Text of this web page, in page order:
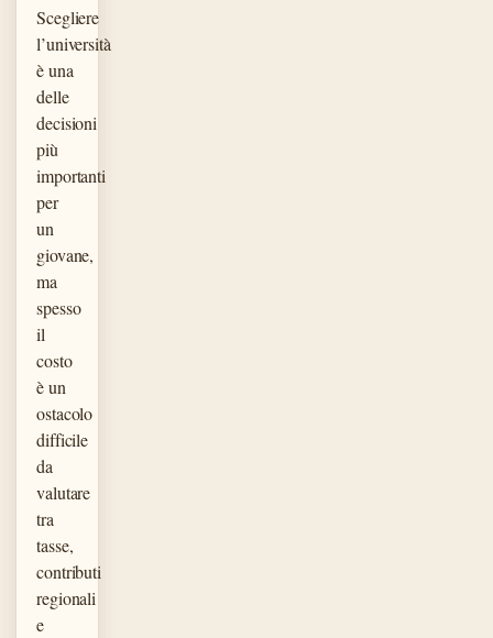
Scegliere
l’università
è una
delle
decisioni
più
importanti
per
un
giovane,
ma
spesso
il
costo
è un
ostacolo
difficile
da
valutare
tra
tasse,
contributi
regionali
e